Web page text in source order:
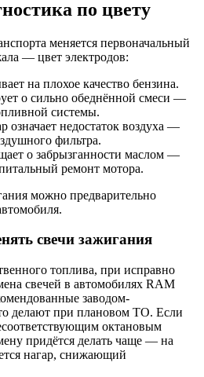
по цвету
меняется первоначальный
— цвет электродов:
на плохое качество бензина.
о сильно обеднённой смеси —
системы.
означает недостаток воздуха —
фильтра.
о забрызганности маслом —
ремонт мотора.
можно предварительно
свечи зажигания
топлива, при исправно
свечей в автомобилях RAM
заводом-
делают при плановом ТО. Если
октановым
придётся делать чаще — на
нагар, снижающий